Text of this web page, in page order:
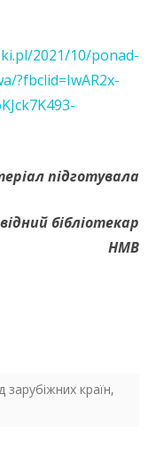
2021/10/ponad-
?fbclid=IwAR2x-
підготувала
бібліотекар
НМВ
зарубіжних країн,